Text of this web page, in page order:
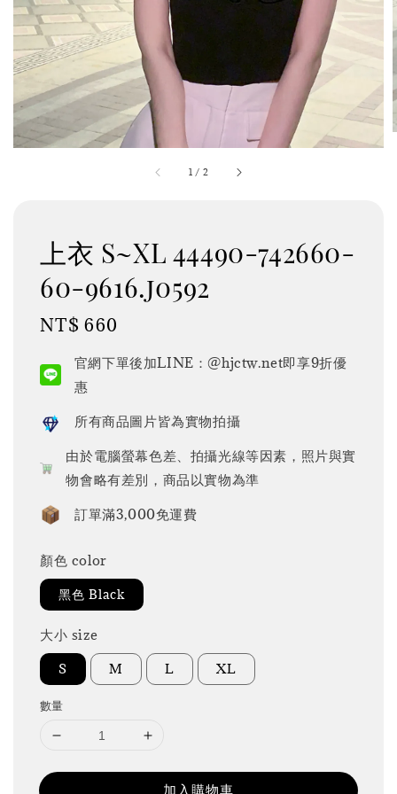
1 / 2
上衣 S~XL 44490-742660-
60-9616.j0592
Regular
NT$ 660
官網下單後加LINE：@hjctw.net即享9折優
惠
所有商品圖片皆為實物拍攝
由於電腦螢幕色差、拍攝光線等因素，照片與實
物會略有差別，商品以實物為準
訂單滿3,000免運費
顏色 color
黑色 Black
大小 size
S M L XL
數量
加入購物車